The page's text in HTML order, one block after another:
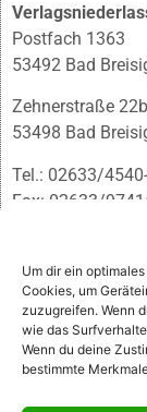
Um dir ein
Cookies, um
zuzugreifen. Wenn
wie das
Wenn du deine
bestimmte
Postfach 1363
53492 Bad
Zehnerstraße 22b
53498 Bad
Tel.: 02633/
Fax: 02633/